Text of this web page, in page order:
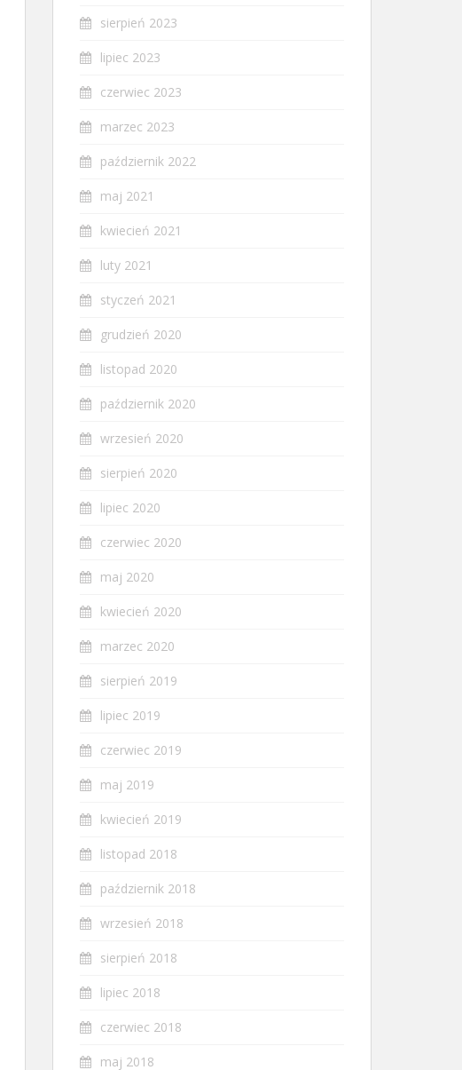
sierpień 2023
lipiec 2023
czerwiec 2023
marzec 2023
październik 2022
maj 2021
kwiecień 2021
luty 2021
styczeń 2021
grudzień 2020
listopad 2020
październik 2020
wrzesień 2020
sierpień 2020
lipiec 2020
czerwiec 2020
maj 2020
kwiecień 2020
marzec 2020
sierpień 2019
lipiec 2019
czerwiec 2019
maj 2019
kwiecień 2019
listopad 2018
październik 2018
wrzesień 2018
sierpień 2018
lipiec 2018
czerwiec 2018
maj 2018